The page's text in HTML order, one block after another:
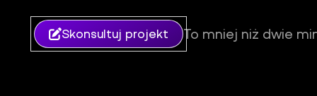
Skonsultuj projekt To mniej niż dwie